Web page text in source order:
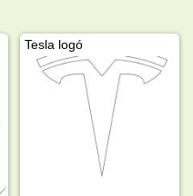
Tesla logó